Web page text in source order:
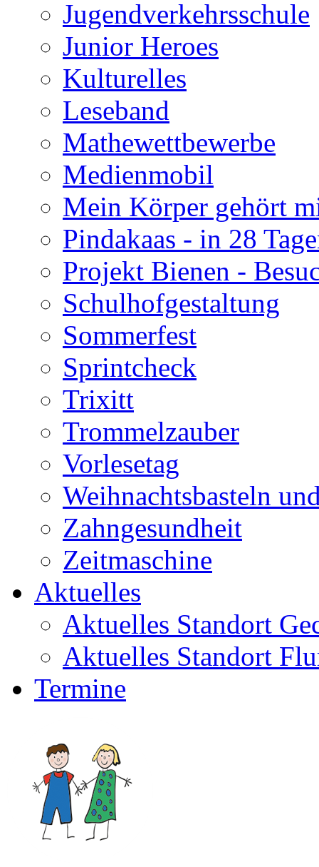
Jugendverkehrsschule
Junior Heroes
Kulturelles
Leseband
Mathewettbewerbe
Medienmobil
Mein Körper gehört
Pindakaas - in 28
Projekt Bienen -
Schulhofgestaltung
Sommerfest
Sprintcheck
Trixitt
Trommelzauber
Vorlesetag
Weihnachtsbasteln
Zahngesundheit
Zeitmaschine
Aktuelles
Aktuelles Standort
Aktuelles Standort
Termine